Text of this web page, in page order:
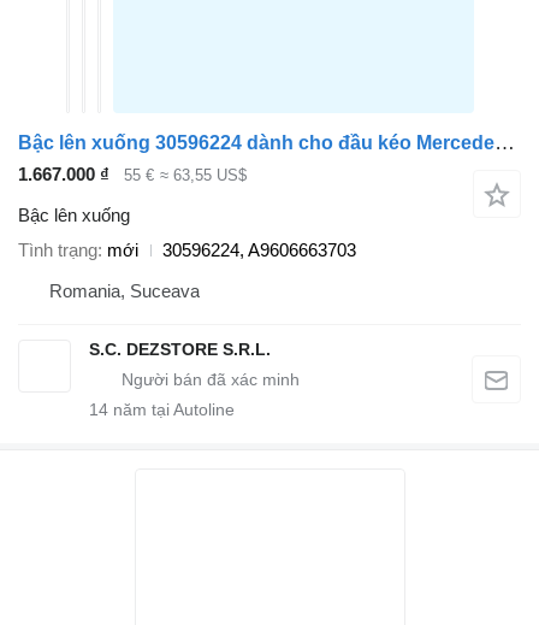
Bậc lên xuống 30596224 dành cho đầu kéo Mercedes-Benz ACTROS MP4
1.667.000 ₫ 55 € ≈ 63,55 US$
Bậc lên xuống
Tình trạng mới
30596224, A9606663703
Romania, Suceava
S.C. DEZSTORE S.R.L.
14 năm tại Autoline